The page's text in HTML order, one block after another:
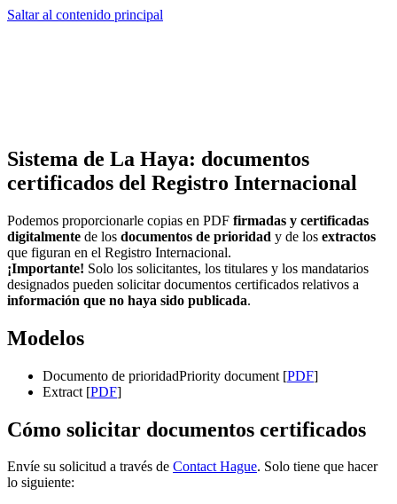
Saltar al contenido principal
Sistema de La Haya: documentos
certificados del Registro Internacional
Podemos proporcionarle copias en PDF firmadas y certificadas
digitalmente de los documentos de prioridad y de los extractos
que figuran en el Registro Internacional.
¡Importante! Solo los solicitantes, los titulares y los mandatarios
designados pueden solicitar documentos certificados relativos a
información que no haya sido publicada.
Modelos
Documento de prioridadPriority document [PDF]
​​​​​​​Extract [PDF]
Cómo solicitar documentos certificados
Envíe su solicitud a través de Contact Hague​​​​​​​. Solo tiene que hacer
lo siguiente: